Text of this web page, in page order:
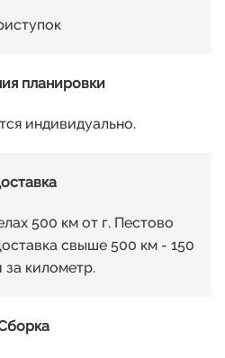
планировки
индивидуально.
500 км от г. Пестово
свыше 500 км - 150
за километр.